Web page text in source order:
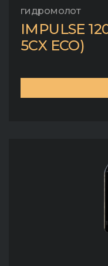
гидромолот
IMPULSE
5CX ECO)